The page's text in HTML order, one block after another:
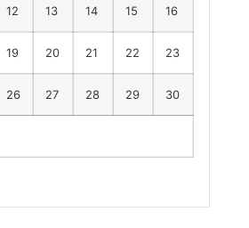
12 13 14 15 16
19 20 21 22 23
26 27 28 29 30